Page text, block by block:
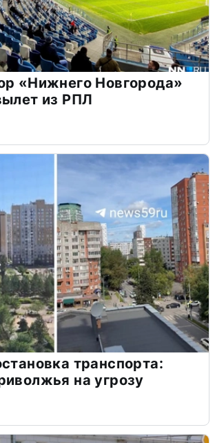
«Нижнего Новгорода»
из РПЛ
транспорта:
на угрозу